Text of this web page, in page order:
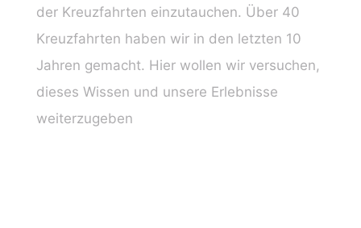
der Kreuzfahrten einzutauchen. Über 40
Kreuzfahrten haben wir in den letzten 10
Jahren gemacht. Hier wollen wir versuchen,
dieses Wissen und unsere Erlebnisse
weiterzugeben